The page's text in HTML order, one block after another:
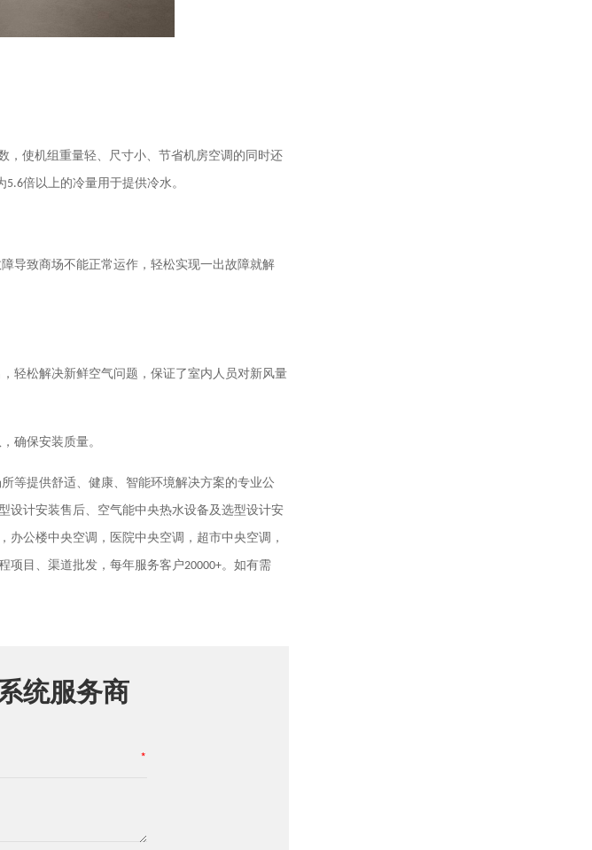
，使机组重量轻、尺寸小、节省机房空调的同时还
5.6倍以上的冷量用于提供冷水。
导致商场不能正常运作，轻松实现一出故障就解
轻松解决新鲜空气问题，保证了室内人员对新风量
确保安装质量。
等提供舒适、健康、智能环境解决方案的专业公
设计安装售后、空气能中央热水设备及选型设计安
公楼中央空调，医院中央空调，超市中央空调，
项目、渠道批发，每年服务客户20000+。如有需
统服务商
*